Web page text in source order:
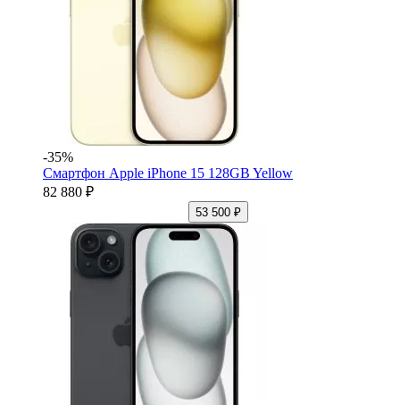
-35%
Смартфон Apple iPhone 15 128GB Yellow
82 880 ₽
53 500 ₽